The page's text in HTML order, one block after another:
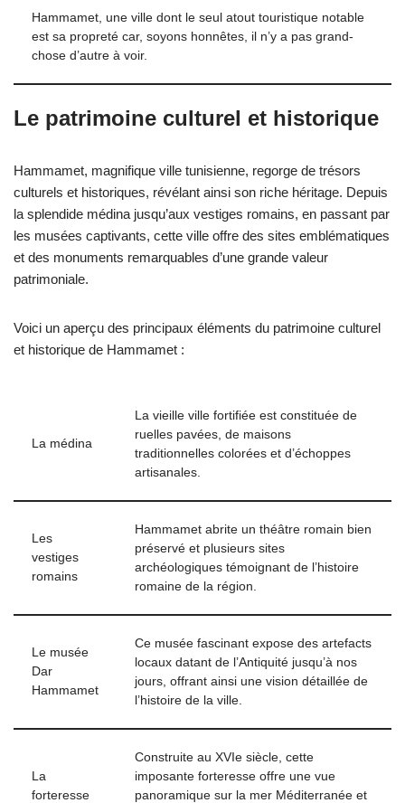
Hammamet, une ville dont le seul atout touristique notable
est sa propreté car, soyons honnêtes, il n’y a pas grand-
chose d’autre à voir.
Le patrimoine culturel et historique
Hammamet, magnifique ville tunisienne, regorge de trésors
culturels et historiques, révélant ainsi son riche héritage. Depuis
la splendide médina jusqu’aux vestiges romains, en passant par
les musées captivants, cette ville offre des sites emblématiques
et des monuments remarquables d’une grande valeur
patrimoniale.
Voici un aperçu des principaux éléments du patrimoine culturel
et historique de Hammamet :
La médina
La vieille ville fortifiée est constituée de
ruelles pavées, de maisons
traditionnelles colorées et d’échoppes
artisanales.
Les
vestiges
romains
Hammamet abrite un théâtre romain bien
préservé et plusieurs sites
archéologiques témoignant de l’histoire
romaine de la région.
Le musée
Dar
Hammamet
Ce musée fascinant expose des artefacts
locaux datant de l’Antiquité jusqu’à nos
jours, offrant ainsi une vision détaillée de
l’histoire de la ville.
La
forteresse
Construite au XVIe siècle, cette
imposante forteresse offre une vue
panoramique sur la mer Méditerranée et